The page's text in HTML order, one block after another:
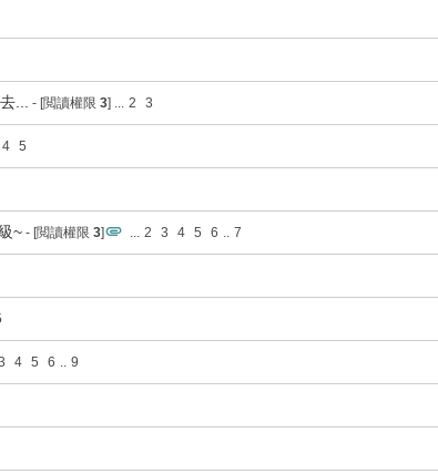
... - [閲讀權限 3] ... 2 3
4 5
~ - [閲讀權限 3] ... 2 3 4 5 6 .. 7
4 5 6 .. 9